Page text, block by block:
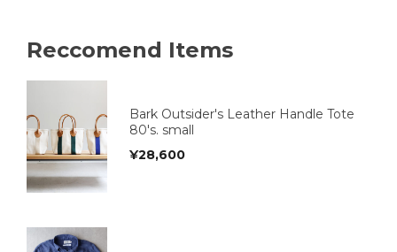
Reccomend Items
Bark Outsider's Leather Handle Tote
80's. small
¥28,600